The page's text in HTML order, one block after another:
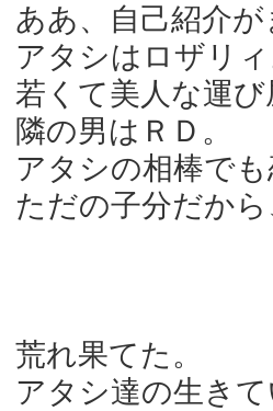
ああ、自己紹介が
アタシはロザリ
若くて美人な運び
隣の男はＲＤ。
アタシの相棒でも
ただの子分だから
荒れ果てた。
アタシ達の生きて